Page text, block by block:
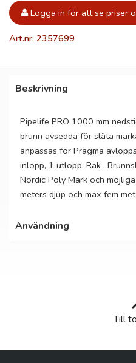
Logga in för att se priser
Art.nr: 2357699
Beskrivning
Pipelife PRO 1000 mm
brunn avsedda för släta
anpassas för Pragma
inlopp, 1 utlopp. Rak .
Nordic Poly Mark och
meters djup och max fem
Användning
Till